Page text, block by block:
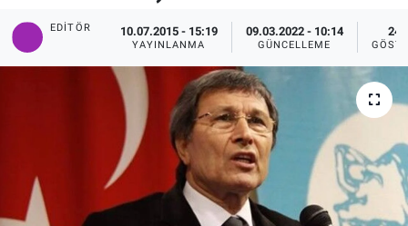
EDITÖR 10.07.2015 - 15:19
YAYINLANMA
09.03.2022 - 10:14
GÜNCELLEME
Son Dakika Haberleri
Haber Arşivi